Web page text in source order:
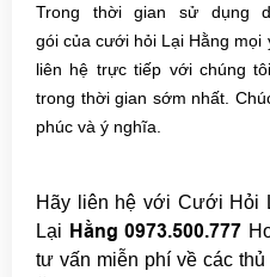
Trong thời gian sử dụng
gói của cưới hỏi Lại Hằng mọi
liên hệ trực tiếp với chúng
trong thời gian sớm nhất.
phúc và ý nghĩa.
Hãy liên hệ với Cưới Hỏi
Lại Hằng 0973.500.777
tư vấn miễn phí về các